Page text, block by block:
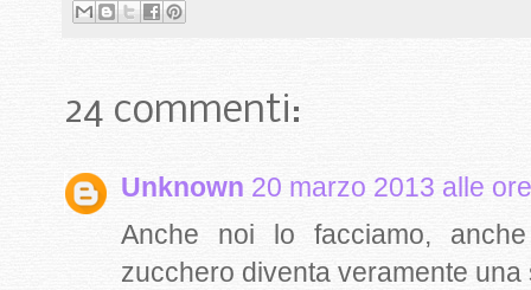
24 commenti:
Unknown 20 marzo 2013 alle
Anche noi lo facciamo,
zucchero diventa veramente una